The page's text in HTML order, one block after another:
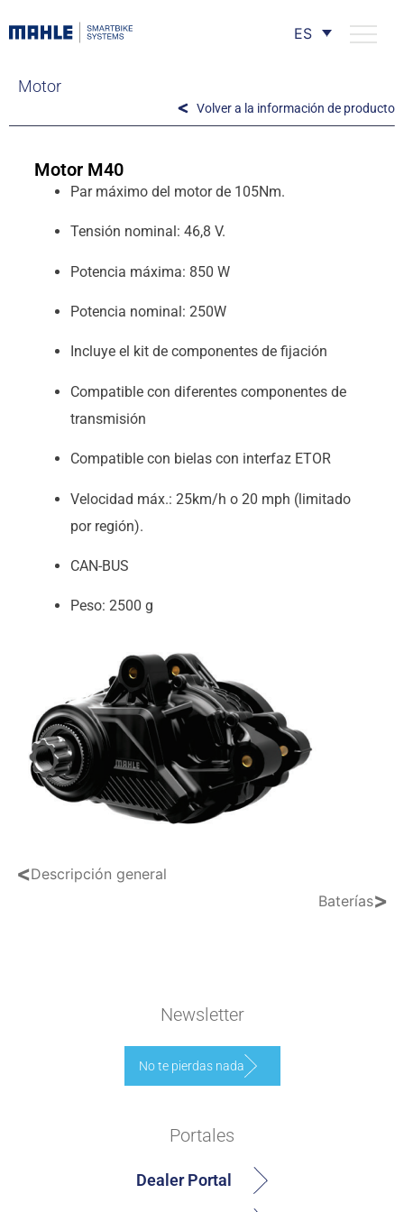
ES
Motor
Volver a la información de producto
Motor M40
Par máximo del motor de 105Nm.
Tensión nominal: 46,8 V.
Potencia máxima: 850 W
Potencia nominal: 250W
Incluye el kit de componentes de fijación
Compatible con diferentes componentes de
transmisión
Compatible con bielas con interfaz ETOR
Velocidad máx.: 25km/h o 20 mph (limitado
por región).
CAN-BUS
Peso: 2500 g
<Descripción general
Baterías>
Newsletter
No te pierdas nada
Portales
Dealer Portal